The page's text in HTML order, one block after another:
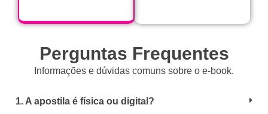
Perguntas Frequentes
Informações e dúvidas comuns sobre o e-book.
1. A apostila é física ou digital?